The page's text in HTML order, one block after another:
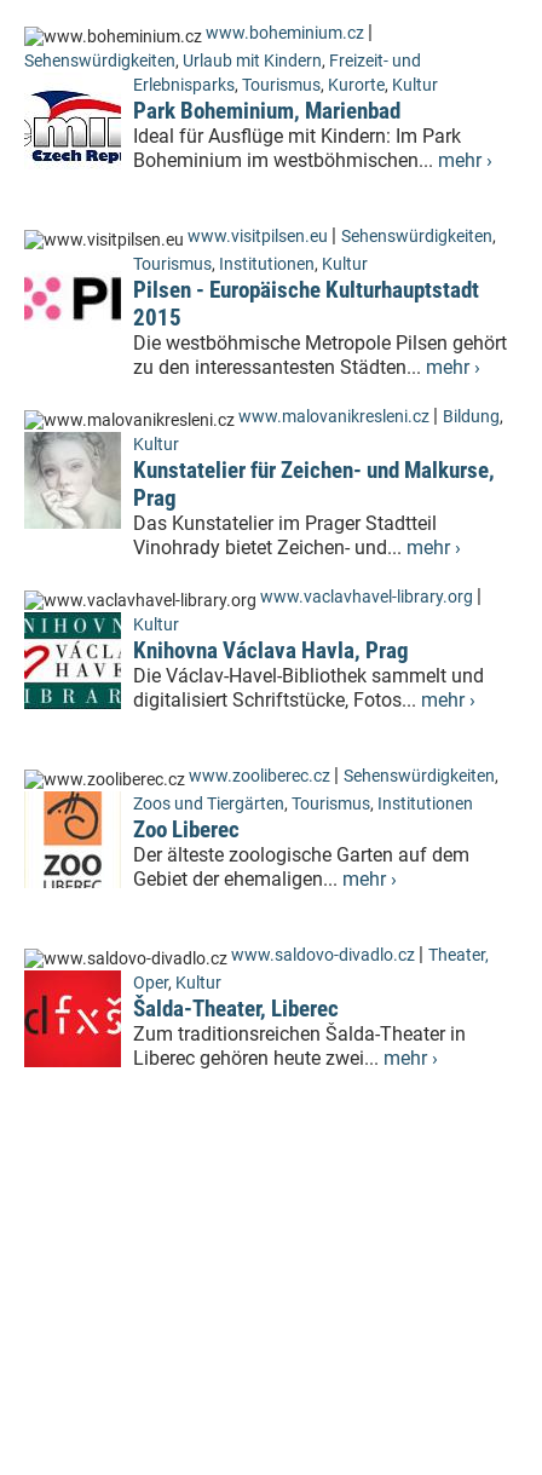
www.boheminium.cz |
Sehenswürdigkeiten, Urlaub mit Kindern, Freizeit- und
Erlebnisparks, Tourismus, Kurorte, Kultur
Park Boheminium, Marienbad
Ideal für Ausflüge mit Kindern: Im Park
Boheminium im westböhmischen... mehr ›
www.visitpilsen.eu | Sehenswürdigkeiten,
Tourismus, Institutionen, Kultur
Pilsen - Europäische Kulturhauptstadt
2015
Die westböhmische Metropole Pilsen gehört
zu den interessantesten Städten... mehr ›
www.malovanikresleni.cz | Bildung,
Kultur
Kunstatelier für Zeichen- und Malkurse,
Prag
Das Kunstatelier im Prager Stadtteil
Vinohrady bietet Zeichen- und... mehr ›
www.vaclavhavel-library.org |
Kultur
Knihovna Václava Havla, Prag
Die Václav-Havel-Bibliothek sammelt und
digitalisiert Schriftstücke, Fotos... mehr ›
www.zooliberec.cz | Sehenswürdigkeiten,
Zoos und Tiergärten, Tourismus, Institutionen
Zoo Liberec
Der älteste zoologische Garten auf dem
Gebiet der ehemaligen... mehr ›
www.saldovo-divadlo.cz | Theater,
Oper, Kultur
Šalda-Theater, Liberec
Zum traditionsreichen Šalda-Theater in
Liberec gehören heute zwei... mehr ›